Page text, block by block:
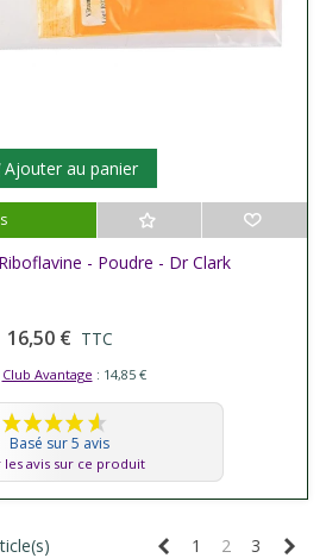
Ajouter au panier
- Poudre - Dr Clark
16,50 € TTC
Club Avantage : 14,85 €
Basé sur 5 avis
les avis sur ce produit
Précédent
1 2 3